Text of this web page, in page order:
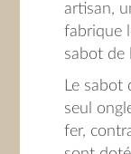
artisan,
fabrique
sabot de
Le sabot
seul
fer,